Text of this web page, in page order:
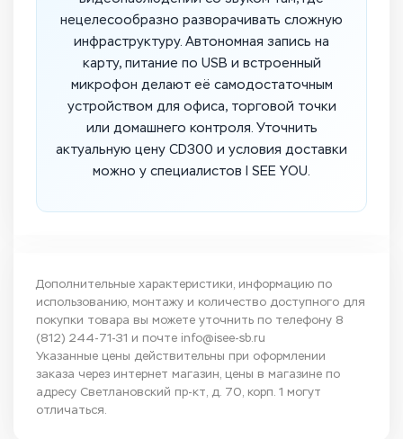
нецелесообразно разворачивать сложную
инфраструктуру. Автономная запись на
карту, питание по USB и встроенный
микрофон делают её самодостаточным
устройством для офиса, торговой точки
или домашнего контроля. Уточнить
актуальную цену CD300 и условия доставки
можно у специалистов I SEE YOU.
Дополнительные характеристики, информацию по
использованию, монтажу и количество доступного для
покупки товара вы можете уточнить по телефону 8
(812) 244-71-31 и почте info@isee-sb.ru
Указанные цены действительны при оформлении
заказа через интернет магазин, цены в магазине по
адресу Светлановский пр-кт, д. 70, корп. 1 могут
отличаться.